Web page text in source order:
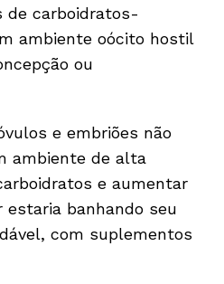
de carboidratos-
ambiente oócito hostil
ou
e embriões não
ambiente de alta
e aumentar
banhando seu
com suplementos